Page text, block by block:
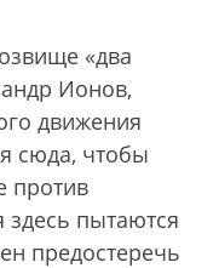
«два
Ионов,
движения
сюда, чтобы
против
здесь пытаются
предостеречь